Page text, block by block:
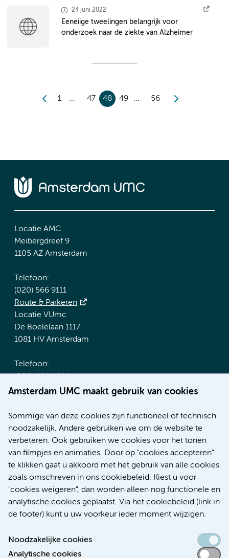
Amsterdam UMC maakt gebruik van cookies
Sommige van deze cookies zijn functioneel of technisch
noodzakelijk. Andere gebruiken we om de website te
verbeteren. Ook gebruiken we cookies voor het tonen
van filmpjes en animaties. Door op "cookies accepteren"
te klikken gaat u akkoord met het gebruik van alle cookies
zoals omschreven in ons cookiebeleid. Kiest u voor
"cookies weigeren", dan worden alleen nog functionele en
analytische cookies geplaatst. Via het cookiebeleid (link in
de footer) kunt u uw voorkeur ieder moment wijzigen.
Noodzakelijke cookies
Analytische cookies
24 juni 2022
Eeneiige tweelingen belangrijk voor
onderzoek naar de ziekte van Alzheimer
1 47 48 49 56
Locatie AMC
Meibergdreef 9
1105 AZ Amsterdam
Telefoon:
(020) 566 9111
Route & Parkeren
Locatie VUmc
De Boelelaan 1117
1081 HV Amsterdam
Telefoon:
(020) 444 4444
Route & Parkeren
Meer Amsterdam UMC websites:
Werken bij Amsterdam UMC
Over Amsterdam UMC
Nieuws
Research
Educatie Locatie VUmc